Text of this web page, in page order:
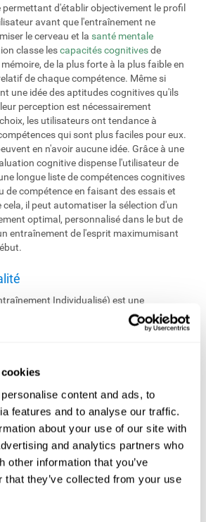
content and ads, to
features and to analyse our traffic.
about your use of our site with
and analytics partners who
other information that you’ve
that they’ve collected from your use
d'établir objectivement le profil
avant que l'entraînement ne
le cerveau et la santé mentale
classe lescapacités cognitivesde
de la plus forte à la plus faible en
de chaque compétence. Même si
une idée des aptitudes cognitives qu'ils
perception est nécessairement
les utilisateurs ont tendance à
qui sont plus faciles pour eux.
en n'avoir aucune idée. Grâce à une
cognitive dispense l'utilisateur de
longue liste de compétences cognitives
de compétence en faisant des essais et
cela, il peut automatiser la sélection d'un
optimal, personnalisé dans le but de
entraînement de l'esprit maximumisant
Individualisé) est une
technologiquement avancée en temps
d'entraînement de chaque utilisateur.
proposant un équilibre optimal entre
le développement cognitif. En
efficacité maximale d'entraînement en
la performance de l'utilisateur et en
réel.
rendu possible
bi-directionnel pointu au niveau du défi